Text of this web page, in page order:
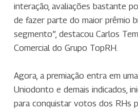
interação, avaliações bastante
de fazer parte do maior prêmio
segmento”, destacou Carlos
Comercial do Grupo TopRH.
Agora, a premiação entra em
Uniodonto e demais indicados,
para conquistar votos dos RHs